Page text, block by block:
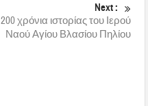
Next :
200 χρόνια ιστορίας του Ιερού
Ναού Αγίου Βλασίου Πηλίου